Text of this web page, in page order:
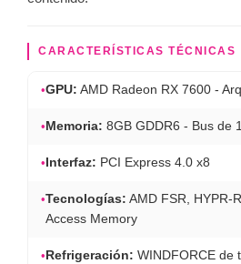
CARACTERÍSTICAS TÉCNICAS
•GPU: AMD Radeon RX 7600 -
• Memoria: 8GB GDDR6 - Bus de
• Interfaz: PCI Express 4.0 x8
•Tecnologías: AMD FSR, HYPR-
Access Memory
• Refrigeración: WINDFORCE de